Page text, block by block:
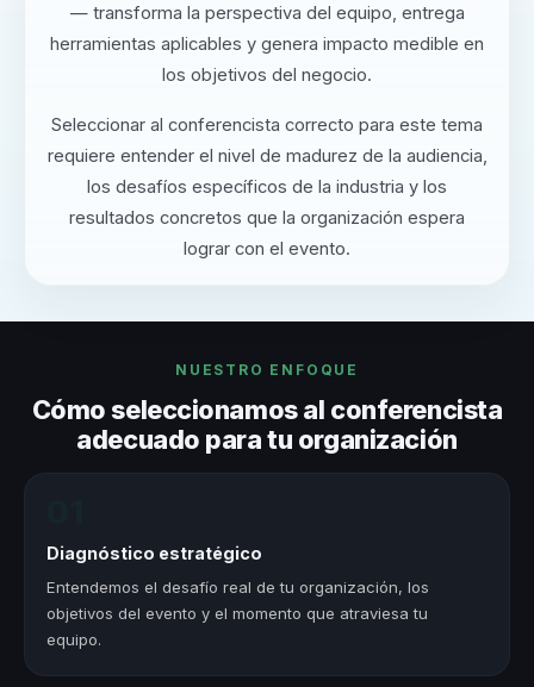
— transforma la perspectiva del equipo, entrega
herramientas aplicables y genera impacto medible en
los objetivos del negocio.
Seleccionar al conferencista correcto para este tema
requiere entender el nivel de madurez de la audiencia,
los desafíos específicos de la industria y los
resultados concretos que la organización espera
lograr con el evento.
NUESTRO ENFOQUE
Cómo seleccionamos al conferencista
adecuado para tu organización
Diagnóstico estratégico
Entendemos el desafío real de tu organización, los
objetivos del evento y el momento que atraviesa tu
equipo.